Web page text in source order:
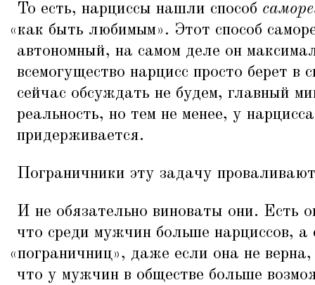
То есть, нарциссы нашли способ
«как быть любимым». Этот способ
автономный, на самом деле он
всемогущество нарцисс просто берет
сейчас обсуждать не будем, главный
реальность, но тем не менее, у
придерживается.
Пограничники эту задачу
И не обязательно виноваты они. Есть
что среди мужчин больше нарциссов,
«пограничниц», даже если она не
что у мужчин в обществе больше